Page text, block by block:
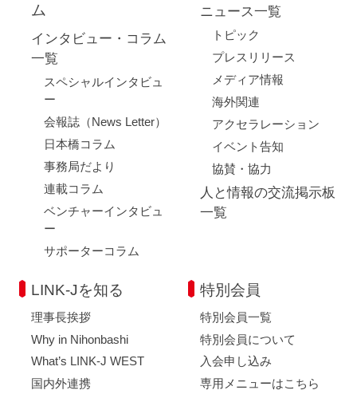
ム
インタビュー・コラム
一覧
スペシャルインタビュ
ー
会報誌（News Letter）
日本橋コラム
事務局だより
連載コラム
ベンチャーインタビュ
ー
サポーターコラム
ニュース一覧
トピック
プレスリリース
メディア情報
海外関連
アクセラレーション
イベント告知
協賛・協力
人と情報の交流掲示板
一覧
LINK-Jを知る
理事長挨拶
Why in Nihonbashi
What’s LINK-J WEST
国内外連携
特別会員
特別会員一覧
特別会員について
入会申し込み
専用メニューはこちら